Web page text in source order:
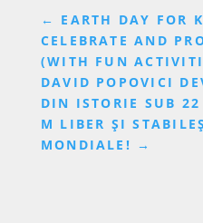
← EARTH DAY FOR
CELEBRATE AND
(WITH FUN
DAVID POPOVICI
DIN ISTORIE SUB
M LIBER ȘI
MONDIALE! →